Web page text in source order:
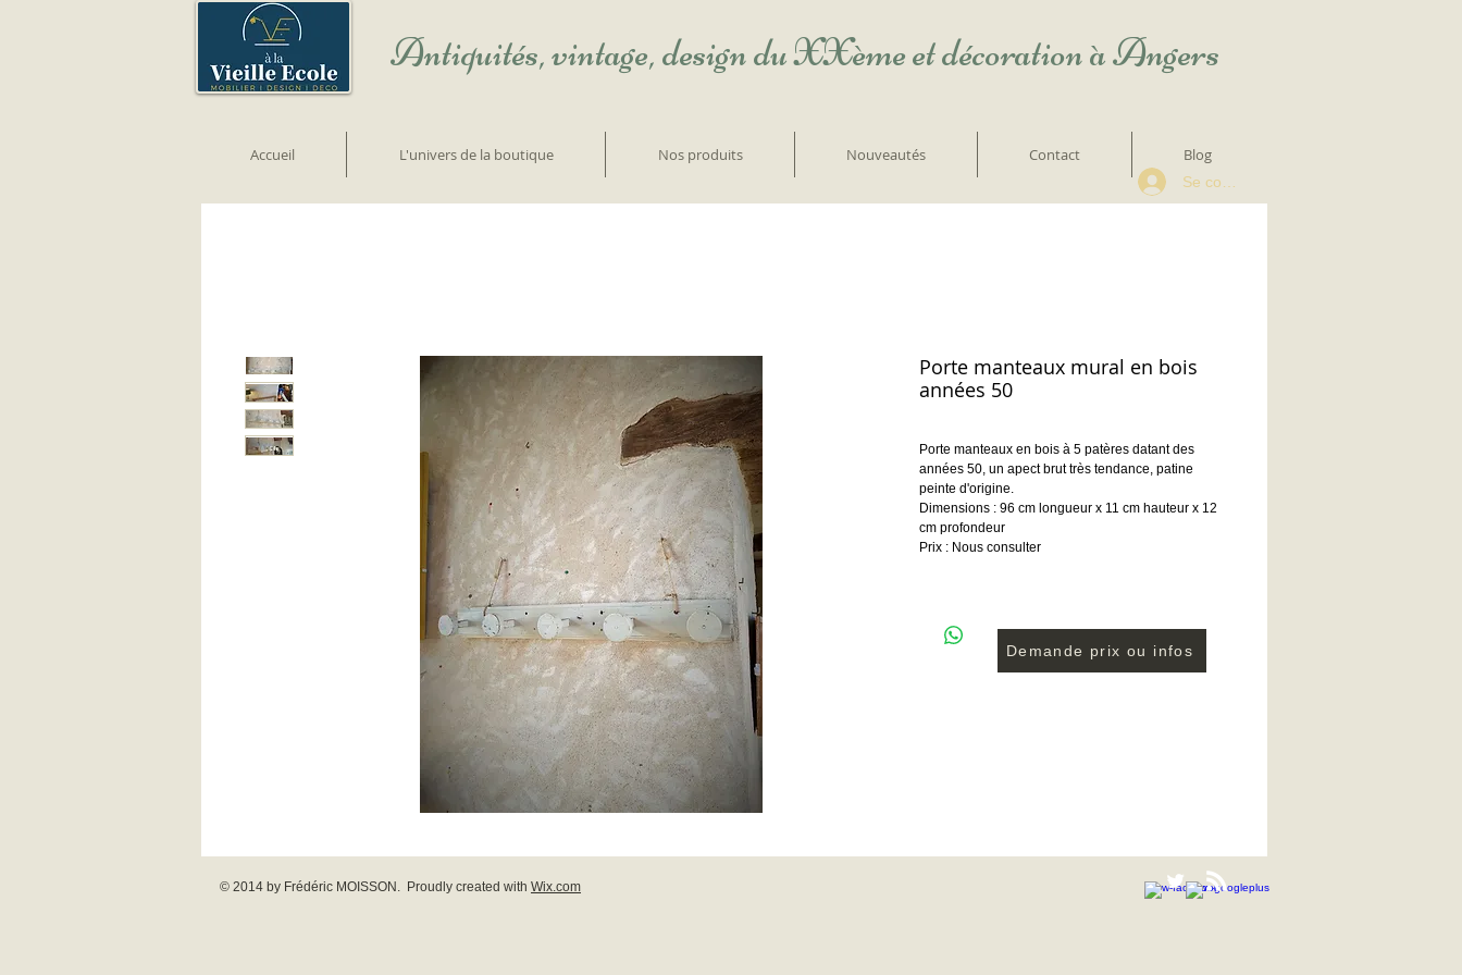
Antiquités, vintage, design du XXème et décoration à Angers
Se connecter
Accueil L'univers de la boutique Nos produits Nouveautés Contact Blog
Porte manteaux mural en bois
années 50
Porte manteaux en bois à 5 patères datant des
années 50, un apect brut très tendance, patine
peinte d'origine.
Dimensions : 96 cm longueur x 11 cm hauteur x 12
cm profondeur
Prix : Nous consulter
Demande prix ou infos
© 2014 by Frédéric MOISSON. Proudly created with Wix.com